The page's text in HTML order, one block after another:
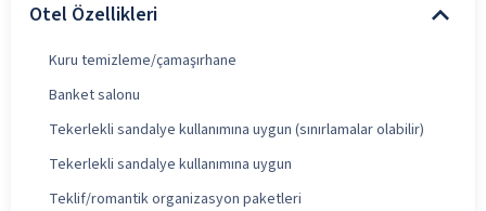
Otel Özellikleri
Kuru temizleme/çamaşırhane
Banket salonu
Tekerlekli sandalye kullanımına uygun (sınırlamalar olabilir)
Tekerlekli sandalye kullanımına uygun
Teklif/romantik organizasyon paketleri